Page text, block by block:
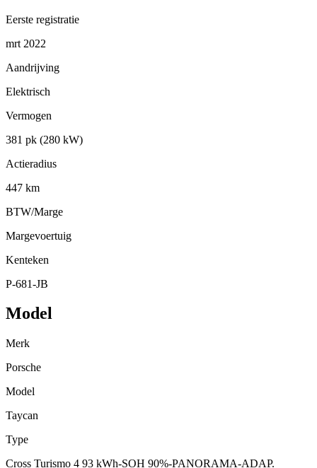
Eerste registratie
mrt 2022
Aandrijving
Elektrisch
Vermogen
381 pk (280 kW)
Actieradius
447 km
BTW/Marge
Margevoertuig
Kenteken
P-681-JB
Model
Merk
Porsche
Model
Taycan
Type
Cross Turismo 4 93 kWh-SOH 90%-PANORAMA-ADAP.